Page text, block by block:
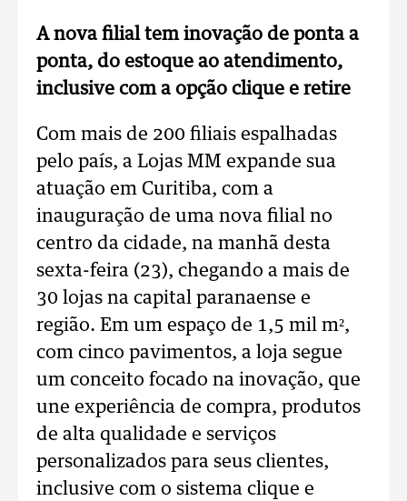
A nova filial tem inovação de ponta a
ponta, do estoque ao atendimento,
inclusive com a opção clique e retire
Com mais de 200 filiais espalhadas
pelo país, a Lojas MM expande sua
atuação em Curitiba, com a
inauguração de uma nova filial no
centro da cidade, na manhã desta
sexta-feira (23), chegando a mais de
30 lojas na capital paranaense e
região. Em um espaço de 1,5 mil m²,
com cinco pavimentos, a loja segue
um conceito focado na inovação, que
une experiência de compra, produtos
de alta qualidade e serviços
personalizados para seus clientes,
inclusive com o sistema clique e